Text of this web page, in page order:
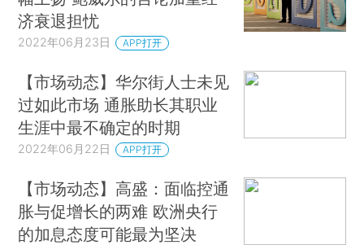
济衰退担忧
2022年06月23日 APP打开
【市场动态】华尔街人士未见
过如此市场 通胀助长其职业
生涯中最不确定的时期
2022年06月22日 APP打开
【市场动态】高盛：面临控通
胀与促增长的两难 欧洲央行
的加息态度可能最为坚决